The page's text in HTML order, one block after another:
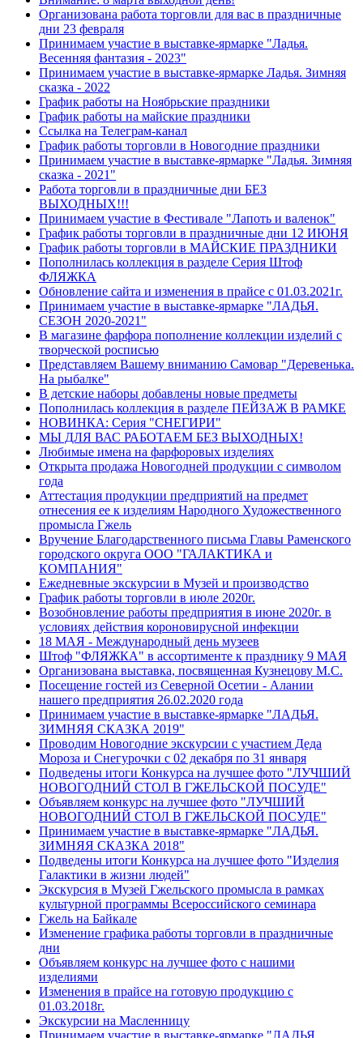
Организована работа торговли для вас в праздничные
дни 23 февраля
Принимаем участие в выставке-ярмарке "Ладья.
Весенняя фантазия - 2023"
Принимаем участие в выставке-ярмарке Ладья. Зимняя
сказка - 2022
График работы на Ноябрьские праздники
График работы на майские праздники
Ссылка на Телеграм-канал
График работы торговли в Новогодние праздники
Принимаем участие в выставке-ярмарке "Ладья. Зимняя
сказка - 2021"
Работа торговли в праздничные дни БЕЗ
ВЫХОДНЫХ!!!
Принимаем участие в Фестивале "Лапоть и валенок"
График работы торговли в праздничные дни 12 ИЮНЯ
График работы торговли в МАЙСКИЕ ПРАЗДНИКИ
Пополнилась коллекция в разделе Серия Штоф
ФЛЯЖКА
Обновление сайта и изменения в прайсе с 01.03.2021г.
Принимаем участие в выставке-ярмарке "ЛАДЬЯ.
СЕЗОН 2020-2021"
В магазине фарфора пополнение коллекции изделий с
творческой росписью
Представляем Вашему вниманию Самовар "Деревенька.
На рыбалке"
В детские наборы добавлены новые предметы
Пополнилась коллекция в разделе ПЕЙЗАЖ В РАМКЕ
НОВИНКА: Серия "СНЕГИРИ"
МЫ ДЛЯ ВАС РАБОТАЕМ БЕЗ ВЫХОДНЫХ!
Любимые имена на фарфоровых изделиях
Открыта продажа Новогодней продукции с символом
года
Аттестация продукции предприятий на предмет
отнесения ее к изделиям Народного Художественного
промысла Гжель
Вручение Благодарственного письма Главы Раменского
городского округа ООО "ГАЛАКТИКА и
КОМПАНИЯ"
Ежедневные экскурсии в Музей и производство
График работы торговли в июле 2020г.
Возобновление работы предприятия в июне 2020г. в
условиях действия короновирусной инфекции
18 МАЯ - Международный день музеев
Штоф "ФЛЯЖКА" в ассортименте к празднику 9 МАЯ
Организована выставка, посвященная Кузнецову М.С.
Посещение гостей из Северной Осетии - Алании
нашего предприятия 26.02.2020 года
Принимаем участие в выставке-ярмарке "ЛАДЬЯ.
ЗИМНЯЯ СКАЗКА 2019"
Проводим Новогодние экскурсии с участием Деда
Мороза и Снегурочки с 02 декабря по 31 января
Подведены итоги Конкурса на лучшее фото "ЛУЧШИЙ
НОВОГОДНИЙ СТОЛ В ГЖЕЛЬСКОЙ ПОСУДЕ"
Объявляем конкурс на лучшее фото "ЛУЧШИЙ
НОВОГОДНИЙ СТОЛ В ГЖЕЛЬСКОЙ ПОСУДЕ"
Принимаем участие в выставке-ярмарке "ЛАДЬЯ.
ЗИМНЯЯ СКАЗКА 2018"
Подведены итоги Конкурса на лучшее фото "Изделия
Галактики в жизни людей"
Экскурсия в Музей Гжельского промысла в рамках
культурной программы Всероссийского семинара
Гжель на Байкале
Изменение графика работы торговли в праздничные
дни
Объявляем конкурс на лучшее фото с нашими
изделиями
Изменения в прайсе на готовую продукцию с
01.03.2018г.
Экскурсии на Масленницу